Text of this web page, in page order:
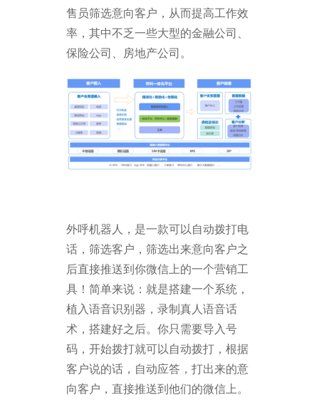
售员筛选意向客户，从而提高工作效
率，其中不乏一些大型的金融公司、
保险公司、房地产公司。
外呼机器人，是一款可以自动拨打电
话，筛选客户，筛选出来意向客户之
后直接推送到你微信上的一个营销工
具！简单来说：就是搭建一个系统，
植入语音识别器，录制真人语音话
术，搭建好之后。你只需要导入号
码，开始拨打就可以自动拨打，根据
客户说的话，自动应答，打出来的意
向客户，直接推送到他们的微信上。